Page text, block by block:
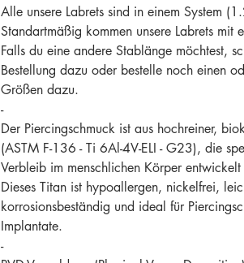
Alle unsere Labrets sind in einem System
Standartmäßig kommen unsere Labrets mit
Falls du eine andere Stablänge möchtest,
Bestellung dazu oder bestelle noch einen
Größen dazu.
-
Der Piercingschmuck ist aus hochreiner,
(ASTM F-136 - Ti 6Al-4V-ELI - G23), die
Verbleib im menschlichen Körper
Dieses Titan ist hypoallergen, nickelfrei,
korrosionsbeständig und ideal für
Implantate.
-